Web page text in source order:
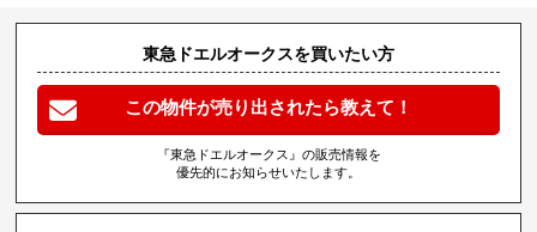
東急ドエルオークスを買いたい方
この物件が売り出されたら教えて！
『東急ドエルオークス』の販売情報を
優先的にお知らせいたします。